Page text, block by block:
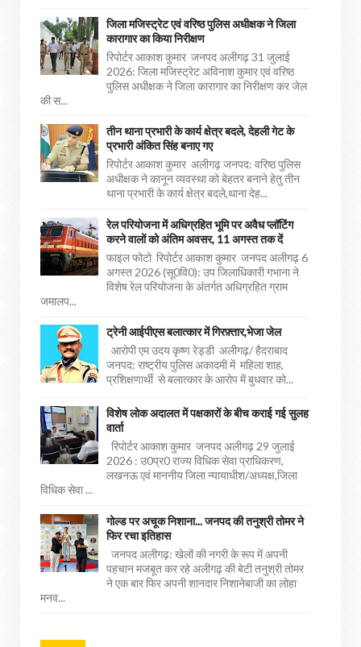
जिला मजिस्ट्रेट एवं वरिष्ठ पुलिस अधीक्षक ने जिला
कारागार का किया निरीक्षण
रिपोर्टर आकाश कुमार जनपद अलीगढ़ 31 जुलाई
2026: जिला मजिस्ट्रेट अविनाश कुमार एवं वरिष्ठ
पुलिस अधीक्षक ने जिला कारागार का निरीक्षण कर जेल
की स...
तीन थाना प्रभारी के कार्य क्षेत्र बदले, देहली गेट के
प्रभारी अंकित सिंह बनाए गए
रिपोर्टर आकाश कुमार अलीगढ़ जनपद: वरिष्ठ पुलिस
अधीक्षक ने कानून व्यवस्था को बेहतर बनाने हेतु तीन
थाना प्रभारी के कार्य क्षेत्र बदले,थाना देह...
रेल परियोजना में अधिग्रहित भूमि पर अवैध प्लॉटिंग
करने वालों को अंतिम अवसर, 11 अगस्त तक दें
फाइल फोटो रिपोर्टर आकाश कुमार जनपद अलीगढ़ 6
अगस्त 2026 (सू0वि0): उप जिलाधिकारी गभाना ने
विशेष रेल परियोजना के अंतर्गत अधिग्रहित ग्राम
जमालप...
ट्रेनी आईपीएस बलात्कार में गिरफ़्तार,भेजा जेल
आरोपी एम उदय कृष्ण रेड्डी अलीगढ़/ हैदराबाद
जनपद: राष्ट्रीय पुलिस अकादमी में महिला शाह,
प्रशिक्षणार्थी से बलात्कार के आरोप में बुधवार को...
विशेष लोक अदालत में पक्षकारों के बीच कराई गई सुलह
वार्ता
रिपोर्टर आकाश कुमार जनपद अलीगढ़ 29 जुलाई
2026 : उ0प्र0 राज्य विधिक सेवा प्राधिकरण,
लखनऊ एवं माननीय जिला न्यायाधीश/अध्यक्ष,जिला
विधिक सेवा ...
गोल्ड पर अचूक निशाना... जनपद की तनुश्री तोमर ने
फिर रचा इतिहास
जनपद अलीगढ़: खेलों की नगरी के रूप में अपनी
पहचान मजबूत कर रहे अलीगढ़ की बेटी तनुश्री तोमर
ने एक बार फिर अपनी शानदार निशानेबाजी का लोहा
मनव...